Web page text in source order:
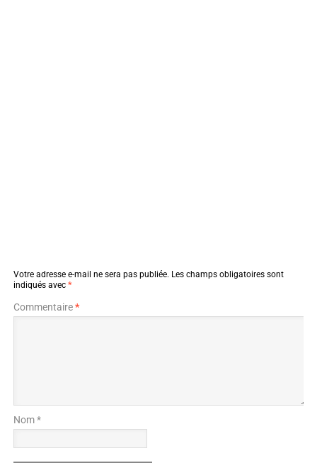
Votre adresse e-mail ne sera pas publiée. Les champs obligatoires sont
indiqués avec *
Commentaire*
Nom *